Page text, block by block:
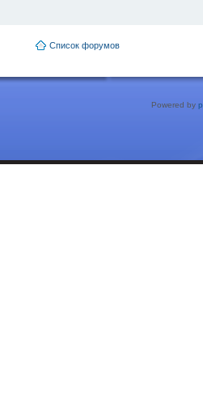
Список форумов
Powered by